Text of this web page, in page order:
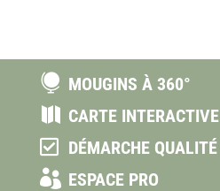
 MOUGINS À 360°
 CARTE INTERACTIVE
 DÉMARCHE QUALITÉ
 ESPACE PRO